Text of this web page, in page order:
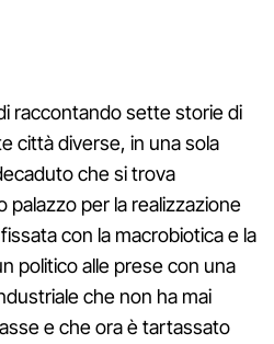
raccontando sette storie di
città diverse, in una sola
che si trova
per la realizzazione
con la macrobiotica e la
politico alle prese con una
che non ha mai
e che ora è tartassato